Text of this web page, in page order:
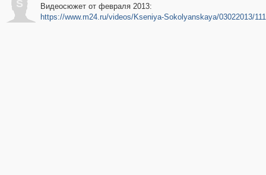
S
Видеосюжет от февраля 2013:
https://www.m24.ru/videos/Kseniya-Sokolyanskaya/03022013/